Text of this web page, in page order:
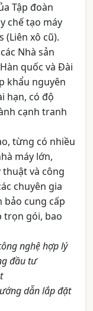
Tập đoàn
chế tạo máy
(Liên xô cũ).
Nhà sản
quốc và Đài
khẩu nguyên
hạn, có độ
cạnh tranh
từng có nhiều
máy lớn,
và công
chuyên gia
bảo cung cấp
trọn gói, bao
nghệ hợp lý
đầu tư
dẫn lắp đặt